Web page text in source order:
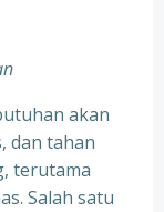
akan
dan tahan
terutama
Salah satu